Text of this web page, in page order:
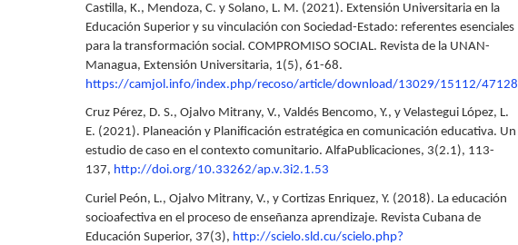
Castilla, K., Mendoza, C. y Solano, L. M. (2021). Extensión Universitaria en la
Educación Superior y su vinculación con Sociedad-Estado: referentes esenciales
para la transformación social. COMPROMISO SOCIAL. Revista de la UNAN-
Managua, Extensión Universitaria, 1(5), 61-68.
https://camjol.info/index.php/recoso/article/download/13029/15112/47128
Cruz Pérez, D. S., Ojalvo Mitrany, V., Valdés Bencomo, Y., y Velastegui López, L.
E. (2021). Planeación y Planificación estratégica en comunicación educativa. Un
estudio de caso en el contexto comunitario. AlfaPublicaciones, 3(2.1), 113-
137, http://doi.org/10.33262/ap.v.3i2.1.53
Curiel Peón, L., Ojalvo Mitrany, V., y Cortizas Enriquez, Y. (2018). La educación
socioafectiva en el proceso de enseñanza aprendizaje. Revista Cubana de
Educación Superior, 37(3), http://scielo.sld.cu/scielo.php?